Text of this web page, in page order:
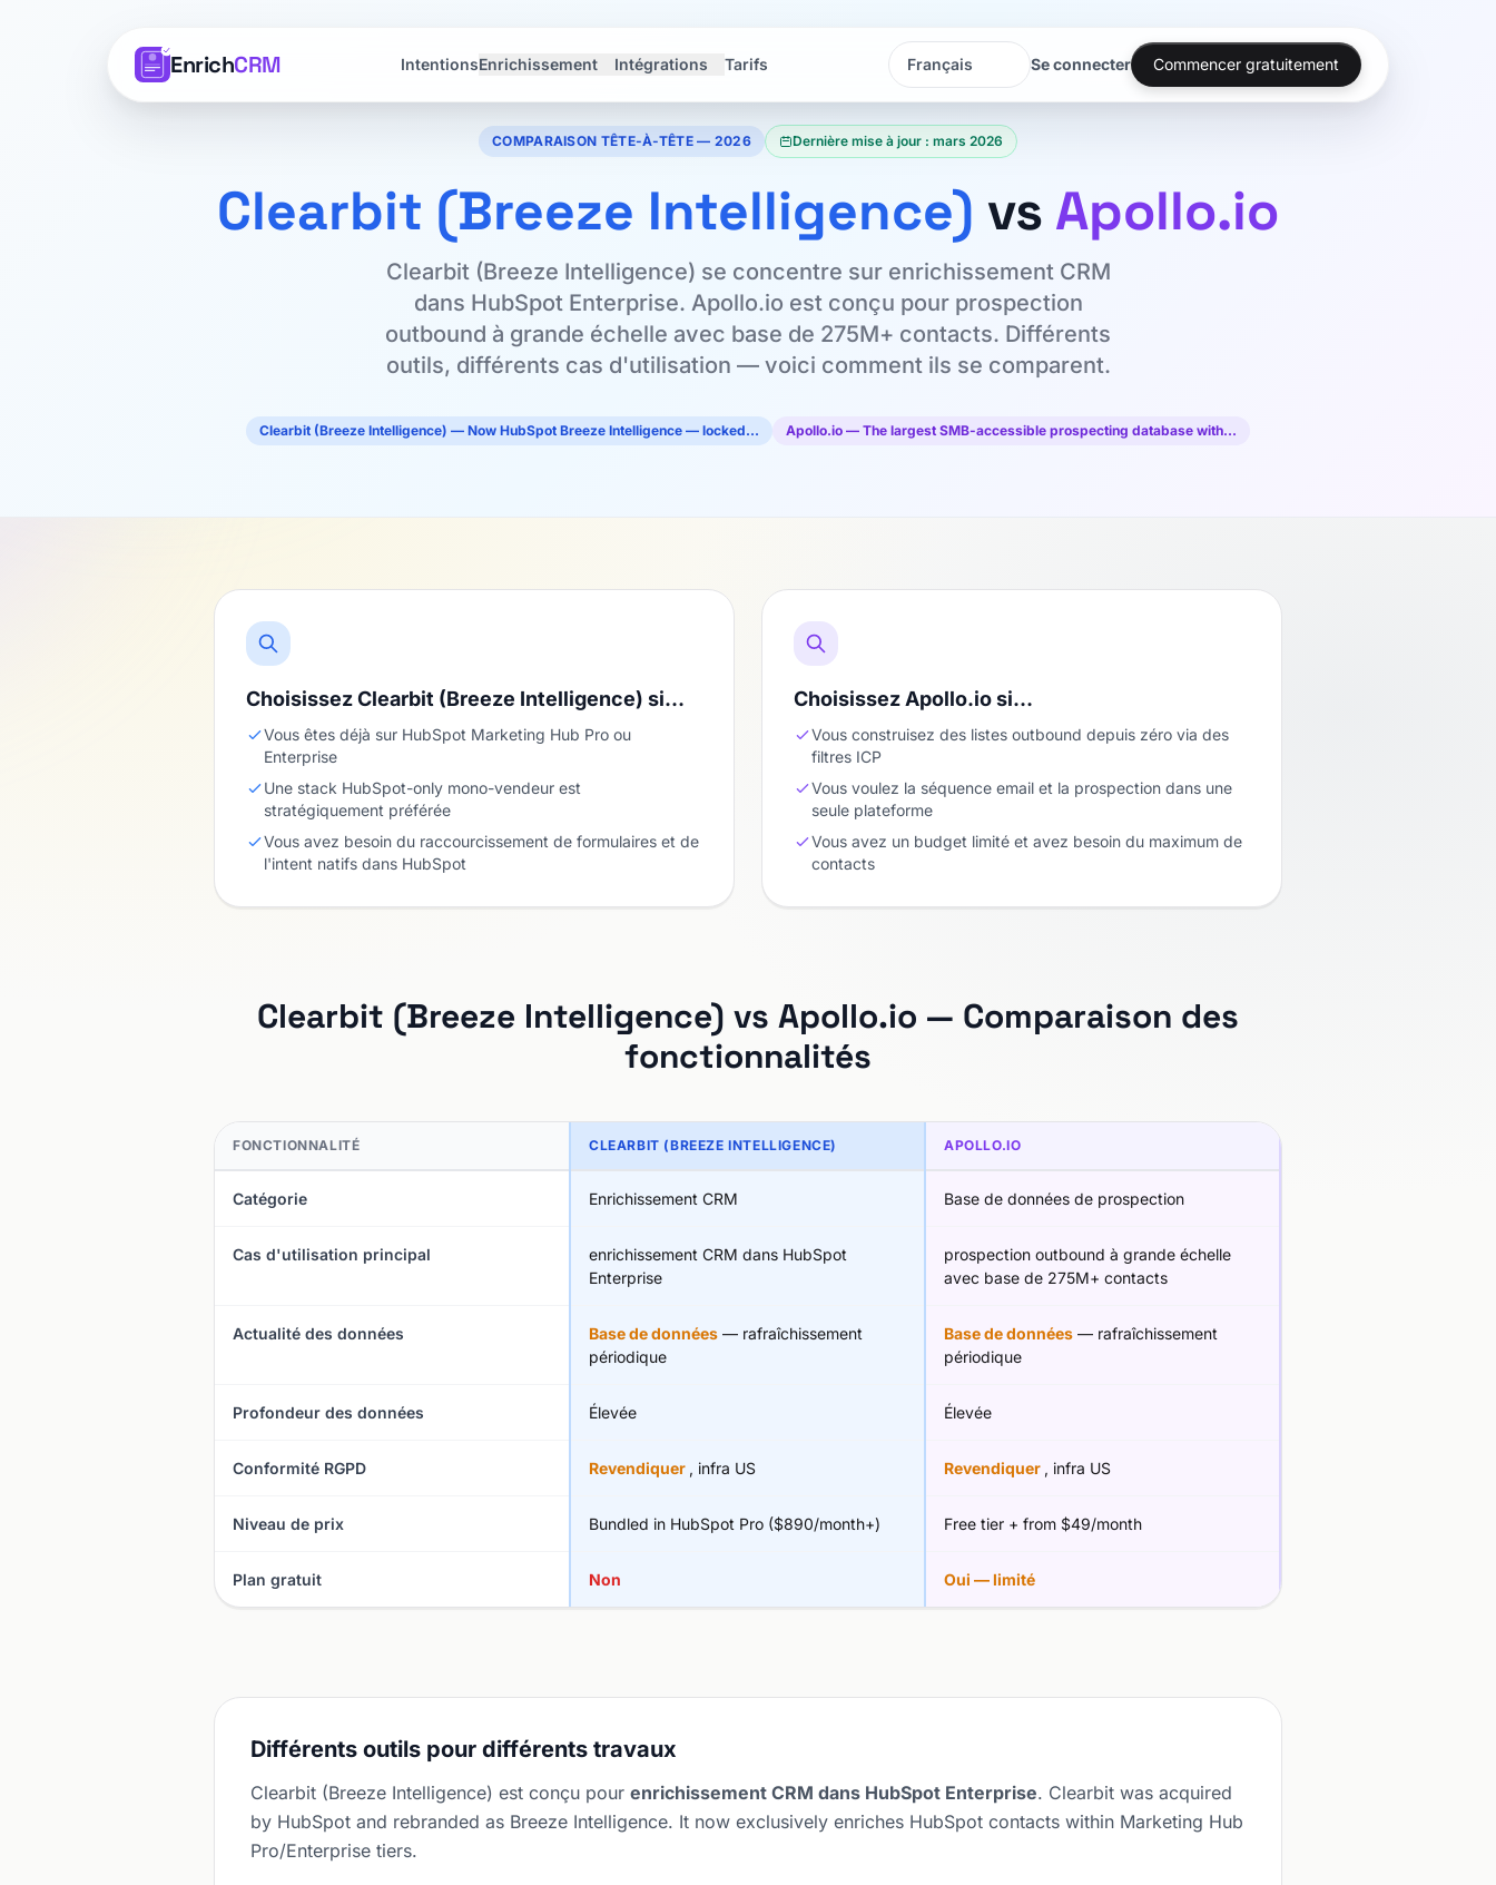
EnrichCRM IntentionsEnrichissement Intégrations Tarifs
Langue
Langue
Se connecter Commencer gratuitement
COMPARAISON TÊTE-À-TÊTE — 2026 Dernière mise à jour : mars 2026
Clearbit (Breeze Intelligence) vs Apollo.io
Clearbit (Breeze Intelligence) se concentre sur enrichissement CRM
dans HubSpot Enterprise. Apollo.io est conçu pour prospection
outbound à grande échelle avec base de 275M+ contacts. Différents
outils, différents cas d'utilisation — voici comment ils se comparent.
Clearbit (Breeze Intelligence) — Now HubSpot Breeze Intelligence — locked… Apollo.io — The largest SMB-accessible prospecting database with…
Choisissez Clearbit (Breeze Intelligence) si…
Vous êtes déjà sur HubSpot Marketing Hub Pro ou
Enterprise
Une stack HubSpot-only mono-vendeur est
stratégiquement préférée
Vous avez besoin du raccourcissement de formulaires et de
l'intent natifs dans HubSpot
Choisissez Apollo.io si…
Vous construisez des listes outbound depuis zéro via des
filtres ICP
Vous voulez la séquence email et la prospection dans une
seule plateforme
Vous avez un budget limité et avez besoin du maximum de
contacts
Clearbit (Breeze Intelligence) vs Apollo.io — Comparaison des
fonctionnalités
FONCTIONNALITÉ CLEARBIT (BREEZE INTELLIGENCE) APOLLO.IO
Catégorie Enrichissement CRM Base de données de prospection
Cas d'utilisation principal
enrichissement CRM dans HubSpot
Enterprise
prospection outbound à grande échelle
avec base de 275M+ contacts
Actualité des données Base de données — rafraîchissement
périodique
Base de données — rafraîchissement
périodique
Profondeur des données Élevée Élevée
Conformité RGPD Revendiquer , infra US Revendiquer , infra US
Niveau de prix Bundled in HubSpot Pro ($890/month+) Free tier + from $49/month
Plan gratuit Non Oui — limité
Différents outils pour différents travaux
Clearbit (Breeze Intelligence) est conçu pour enrichissement CRM dans HubSpot Enterprise. Clearbit was acquired
by HubSpot and rebranded as Breeze Intelligence. It now exclusively enriches HubSpot contacts within Marketing Hub
Pro/Enterprise tiers.